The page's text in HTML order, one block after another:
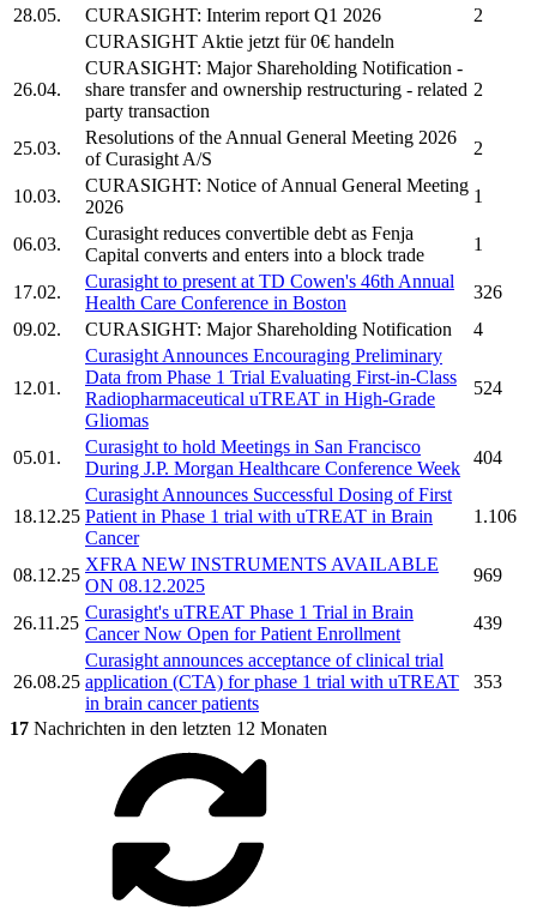
28.05. CURASIGHT: Interim report Q1 2026
2
CURASIGHT Aktie jetzt für 0€ handeln
26.04.
CURASIGHT: Major Shareholding Notification -
share transfer and ownership restructuring - related
party transaction
2
25.03.
Resolutions of the Annual General Meeting 2026
ofCurasight A/S
2
10.03.
CURASIGHT: Notice of Annual General Meeting
2026
1
06.03.
Curasight reduces convertible debt as Fenja
Capital converts and enters into a block trade
1
17.02.
Curasight to present at TD Cowen's 46th Annual
Health Care Conference in Boston
326
09.02.
CURASIGHT: Major Shareholding Notification 4
12.01.
Curasight Announces Encouraging Preliminary
Data from Phase 1 Trial Evaluating First-in-Class
Radiopharmaceutical uTREAT in High-Grade
Gliomas
524
05.01.
Curasight to hold Meetings in San Francisco
During J.P. Morgan Healthcare Conference Week
404
18.12.25
Curasight Announces Successful Dosing of First
Patient in Phase 1 trial with uTREAT in Brain
Cancer
1.106
08.12.25
XFRA NEW INSTRUMENTS AVAILABLE
ON 08.12.2025
969
26.11.25
Curasight's uTREAT Phase 1 Trial in Brain
Cancer Now Open for Patient Enrollment
439
26.08.25
Curasight announces acceptance of clinical trial
application (CTA) for phase 1 trial with uTREAT
in brain cancer patients
353
17 Nachrichten in den letzten 12 Monaten